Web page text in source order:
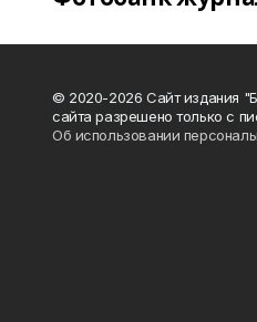
© 2020-2026 Сайт издания
сайта разрешено только с
Об использовании